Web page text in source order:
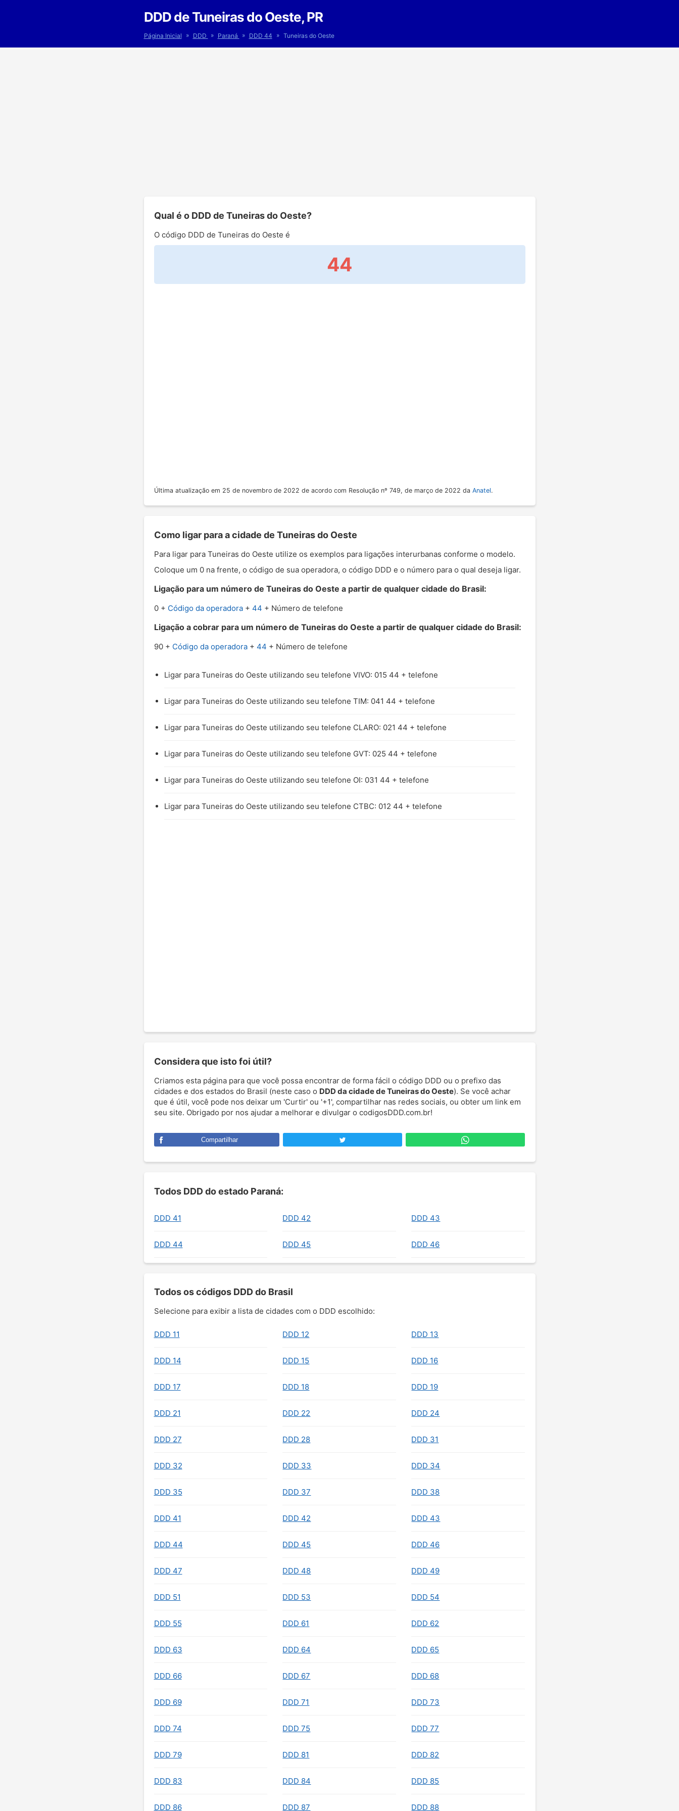
DDD de Tuneiras do Oeste, PR
Página Inicial » DDD » Paraná » DDD 44 » Tuneiras do Oeste
Qual é o DDD de Tuneiras do Oeste?
O código DDD de Tuneiras do Oeste é
44
Última atualização em 25 de novembro de 2022 de acordo com Resolução nº 749, de março de 2022 da Anatel.
Como ligar para a cidade de Tuneiras do Oeste
Para ligar para Tuneiras do Oeste utilize os exemplos para ligações interurbanas conforme o modelo.
Coloque um 0 na frente, o código de sua operadora, o código DDD e o número para o qual deseja ligar.
Ligação para um número de Tuneiras do Oeste a partir de qualquer cidade do Brasil:
0 + Código da operadora+ 44 + Número de telefone
Ligação a cobrar para um número de Tuneiras do Oeste a partir de qualquer cidade do Brasil:
90 + Código da operadora+ 44 + Número de telefone
Ligar para Tuneiras do Oeste utilizando seu telefone VIVO: 015 44 + telefone
Ligar para Tuneiras do Oeste utilizando seu telefone TIM: 041 44 + telefone
Ligar para Tuneiras do Oeste utilizando seu telefone CLARO: 021 44 + telefone
Ligar para Tuneiras do Oeste utilizando seu telefone GVT: 025 44 + telefone
Ligar para Tuneiras do Oeste utilizando seu telefone OI: 031 44 + telefone
Ligar para Tuneiras do Oeste utilizando seu telefone CTBC: 012 44 + telefone
Considera que isto foi útil?
Criamos esta página para que você possa encontrar de forma fácil o código DDD ou o prefixo das
cidades e dos estados do Brasil (neste caso o DDD da cidade de Tuneiras do Oeste). Se você achar
que é útil, você pode nos deixar um 'Curtir' ou '+1', compartilhar nas redes sociais, ou obter um link em
seu site. Obrigado por nos ajudar a melhorar e divulgar o codigosDDD.com.br!
Compartilhar
Todos DDD do estado Paraná:
DDD 41 DDD 42 DDD 43
DDD 44 DDD 45 DDD 46
Todos os códigos DDD do Brasil
Selecione para exibir a lista de cidades com o DDD escolhido:
DDD 11 DDD 12 DDD 13
DDD 14 DDD 15 DDD 16
DDD 17 DDD 18 DDD 19
DDD 21 DDD 22 DDD 24
DDD 27 DDD 28 DDD 31
DDD 32 DDD 33 DDD 34
DDD 35 DDD 37 DDD 38
DDD 41 DDD 42 DDD 43
DDD 44 DDD 45 DDD 46
DDD 47 DDD 48 DDD 49
DDD 51 DDD 53 DDD 54
DDD 55 DDD 61 DDD 62
DDD 63 DDD 64 DDD 65
DDD 66 DDD 67 DDD 68
DDD 69 DDD 71 DDD 73
DDD 74 DDD 75 DDD 77
DDD 79 DDD 81 DDD 82
DDD 83 DDD 84 DDD 85
DDD 86 DDD 87 DDD 88